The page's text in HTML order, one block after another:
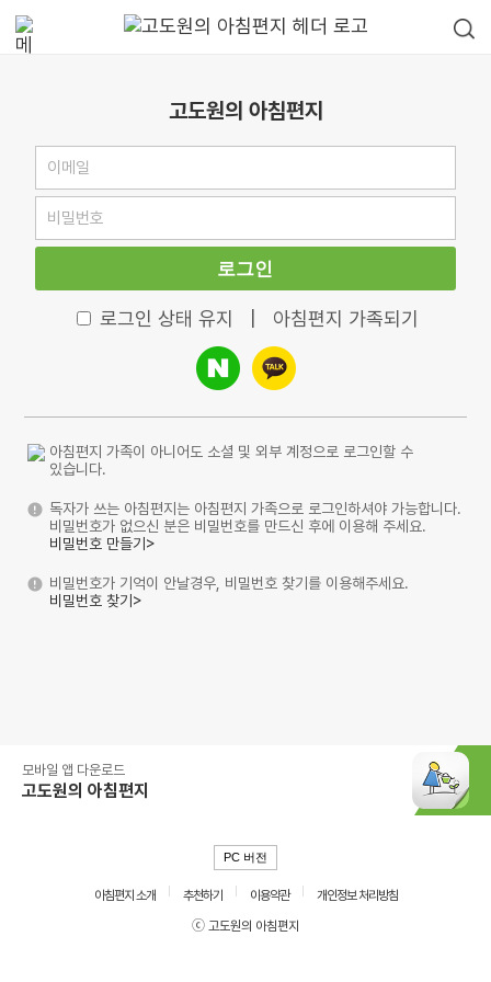
고도원의 아침편지
로그인
로그인 상태 유지 아침편지 가족되기
아침편지 가족이 아니어도 소셜 및 외부 계정으로 로그인할 수
있습니다.
독자가 쓰는 아침편지는 아침편지 가족으로 로그인하셔야 가능합니다.
비밀번호가 없으신 분은 비밀번호를 만드신 후에 이용해 주세요.
비밀번호 만들기>
비밀번호가 기억이 안날경우, 비밀번호 찾기를 이용해주세요.
비밀번호 찾기>
모바일 앱 다운로드
고도원의 아침편지
PC 버전
아침편지 소개 추천하기 이용약관
개인정보 처리방침
ⓒ 고도원의 아침편지